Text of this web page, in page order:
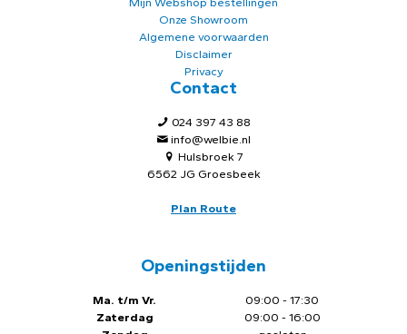
Onze Showroom
Algemene voorwaarden
Disclaimer
Privacy
Contact
024 397 43 88
info@welbie.nl
Hulsbroek 7
6562 JG Groesbeek
Plan Route
Openingstijden
Ma. t/m Vr.
Zaterdag
09:00 - 17:30
09:00 - 16:00